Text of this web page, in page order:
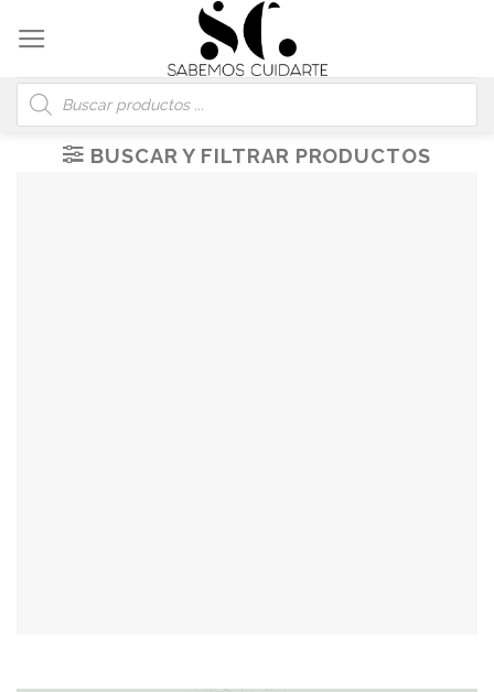
content
Búsqueda
de
productos
BUSCAR Y FILTRAR PRODUCTOS